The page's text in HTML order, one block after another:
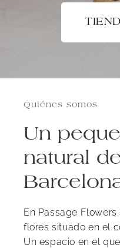
Quiénes somos
Un
natural
En Passage
flores situado en el
Un espacio en el